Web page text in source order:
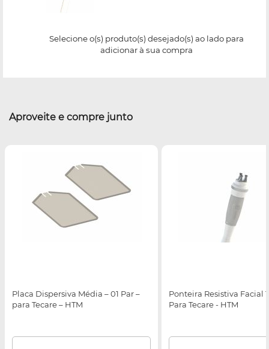
Selecione o(s) produto(s) desejado(s) ao lado para
adicionar à sua compra
Aproveite e compre junto
Placa Dispersiva Média – 01 Par –
para Tecare – HTM
Ponteira Resistiva Facial
Para Tecare - HTM